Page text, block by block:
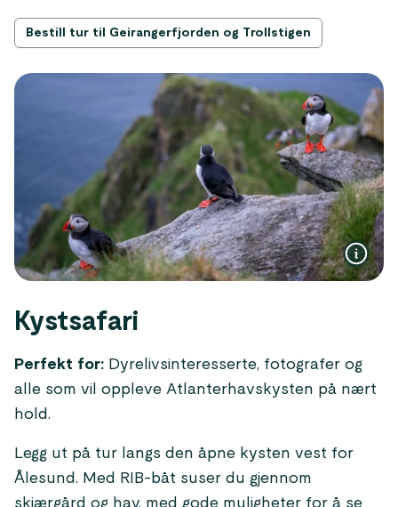
Bestill tur til Geirangerfjorden og Trollstigen
Kystsafari
Perfekt for: Dyrelivsinteresserte, fotografer og
alle som vil oppleve Atlanterhavskysten på nært
hold.
Legg ut på tur langs den åpne kysten vest for
Ålesund. Med RIB-båt suser du gjennom
skjærgård og hav, med gode muligheter for å se